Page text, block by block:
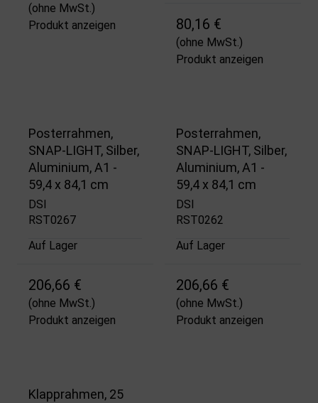
(ohne MwSt.)
Produkt anzeigen
80,16 €
(ohne MwSt.)
Produkt anzeigen
Posterrahmen,
SNAP-LIGHT, Silber,
Aluminium, A1 -
59,4 x 84,1 cm
DSI
RST0267
Auf Lager
206,66 €
(ohne MwSt.)
Produkt anzeigen
Posterrahmen,
SNAP-LIGHT, Silber,
Aluminium, A1 -
59,4 x 84,1 cm
DSI
RST0262
Auf Lager
206,66 €
(ohne MwSt.)
Produkt anzeigen
Klapprahmen, 25